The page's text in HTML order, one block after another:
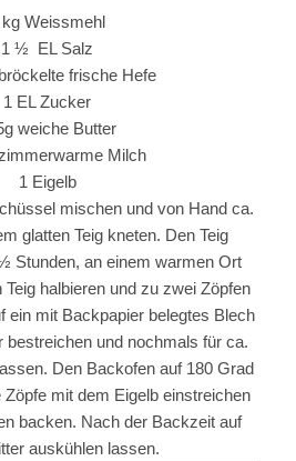
kg Weissmehl
1 ½ EL Salz
frische Hefe
1 EL Zucker
weiche Butter
Milch
1 Eigelb
mischen und von Hand ca.
glatten Teig kneten. Den Teig
Stunden, an einem warmen Ort
halbieren und zu zwei Zöpfen
ein mit Backpapier belegtes Blech
bestreichen und nochmals für ca.
Den Backofen auf 180 Grad
mit dem Eigelb einstreichen
backen. Nach der Backzeit auf
auskühlen lassen.